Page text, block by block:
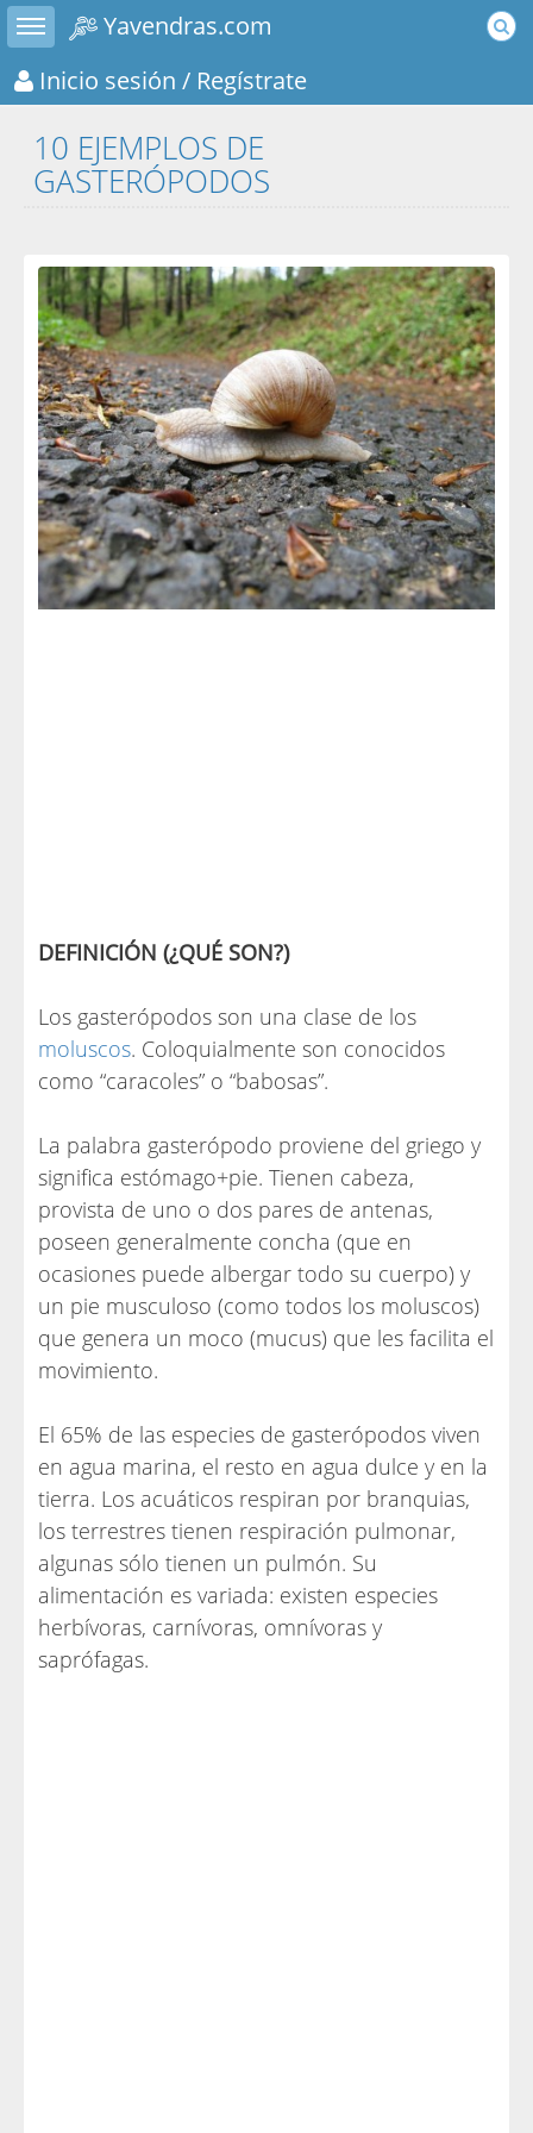
Toggle sidebar
Yavendras.com
Inicio sesión / Regístrate
10 EJEMPLOS DE
GASTERÓPODOS
DEFINICIÓN (¿QUÉ SON?)
Los gasterópodos son una clase de los
moluscos. Coloquialmente son conocidos
como “caracoles” o “babosas”.
La palabra gasterópodo proviene del griego y
significa estómago+pie. Tienen cabeza,
provista de uno o dos pares de antenas,
poseen generalmente concha (que en
ocasiones puede albergar todo su cuerpo) y
un pie musculoso (como todos los moluscos)
que genera un moco (mucus) que les facilita el
movimiento.
El 65% de las especies de gasterópodos viven
en agua marina, el resto en agua dulce y en la
tierra. Los acuáticos respiran por branquias,
los terrestres tienen respiración pulmonar,
algunas sólo tienen un pulmón. Su
alimentación es variada: existen especies
herbívoras, carnívoras, omnívoras y
saprófagas.